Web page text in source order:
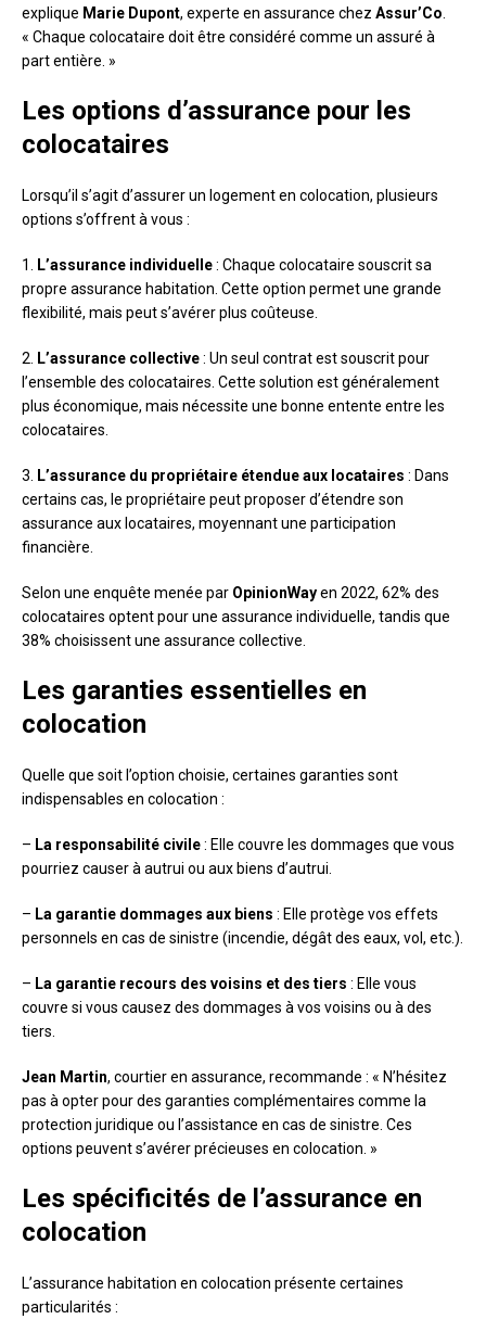
explique Marie Dupont, experte en assurance chez Assur’Co
« Chaque colocataire doit être considéré comme un assuré à
part entière. »
Les options d’assurance pour les
colocataires
Lorsqu’il s’agit d’assurer un logement en colocation, plusieurs
options s’offrent à vous :
1. L’assurance individuelle: Chaque colocataire souscrit sa
propre assurance habitation. Cette option permet une grande
flexibilité, mais peut s’avérer plus coûteuse.
2. L’assurance collective: Un seul contrat est souscrit pour
l’ensemble des colocataires. Cette solution est généralement
plus économique, mais nécessite une bonne entente entre les
colocataires.
3. L’assurance du propriétaire étendue aux locataires : Dans
certains cas, le propriétaire peut proposer d’étendre son
assurance aux locataires, moyennant une participation
financière.
Selon une enquête menée par OpinionWayen 2022, 62% des
colocataires optent pour une assurance individuelle, tandis que
38% choisissent une assurance collective.
Les garanties essentielles en
colocation
Quelle que soit l’option choisie, certaines garanties sont
indispensables en colocation :
– La responsabilité civile: Elle couvre les dommages que vous
pourriez causer à autrui ou aux biens d’autrui.
– La garantie dommages aux biens : Elle protège vos effets
personnels en cas de sinistre (incendie, dégât des eaux, vol, etc.).
– La garantie recours des voisins et des tiers : Elle vous
couvre si vous causez des dommages à vos voisins ou à des
tiers.
Jean Martin, courtier en assurance, recommande : « N’hésitez
pas à opter pour des garanties complémentaires comme la
protection juridique ou l’assistance en cas de sinistre. Ces
options peuvent s’avérer précieuses en colocation. »
Les spécificités de l’assurance en
colocation
L’assurance habitation en colocation présente certaines
particularités :